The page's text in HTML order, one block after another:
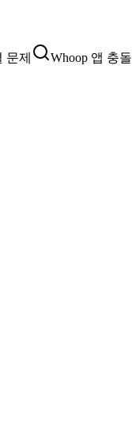
문제 Whoop 앱 충돌